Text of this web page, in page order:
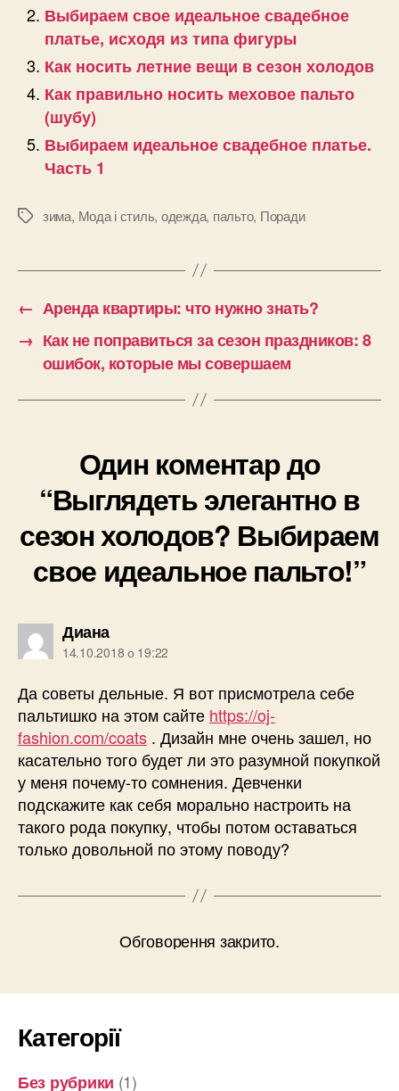
Выбираем свое идеальное свадебное
платье, исходя из типа фигуры
Как носить летние вещи в сезон холодов
Как правильно носить меховое пальто
(шубу)
Выбираем идеальное свадебное платье.
Часть 1
Позначки
зима, Мода і стиль, одежда, пальто, Поради
← Аренда квартиры: что нужно знать?
→ Как не поправиться за сезон праздников: 8
ошибок, которые мы совершаем
Один коментар до
“Выглядеть элегантно в
сезон холодов? Выбираем
свое идеальное пальто!”
Дианаговорить:
14.10.2018 о 19:22
Да советы дельные. Я вот присмотрела себе
пальтишко на этом сайте https://oj-
fashion.com/coats . Дизайн мне очень зашел, но
касательно того будет ли это разумной покупкой
у меня почему-то сомнения. Девченки
подскажите как себя морально настроить на
такого рода покупку, чтобы потом оставаться
только довольной по этому поводу?
Обговорення закрито.
Категорії
Без рубрики (1)